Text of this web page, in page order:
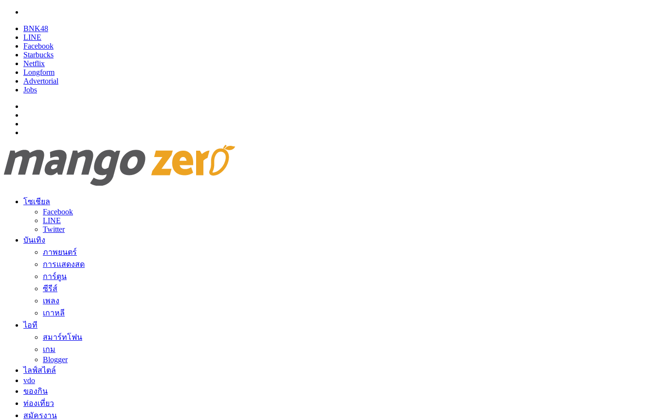
BNK48
LINE
Facebook
Starbucks
Netflix
Longform
Advertorial
Jobs
โซเชียล
Facebook
LINE
Twitter
บันเทิง
ภาพยนตร์
การแสดงสด
การ์ตูน
ซีรีส์
เพลง
เกาหลี
ไอที
สมาร์ทโฟน
เกม
Blogger
ไลฟ์สไตล์
vdo
ของกิน
ท่องเที่ยว
สมัครงาน